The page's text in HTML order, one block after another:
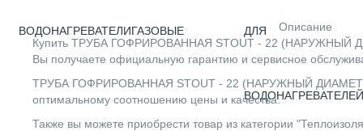
ВОДОНАГРЕВАТЕЛИГАЗОВЫЕ ДЛЯ
ВОДОНАГРЕВАТЕЛЕЙ
Описание
Купить ТРУБА ГОФРИРОВАННАЯ STOUT - 22 (НАРУЖНЫЙ
Вы получаете официальную гарантию и сервисное
ТРУБА ГОФРИРОВАННАЯ STOUT - 22 (НАРУЖНЫЙ ДИАМЕТР
оптимальному соотношению цены и качества.
Также вы можете приобрести товар из категории